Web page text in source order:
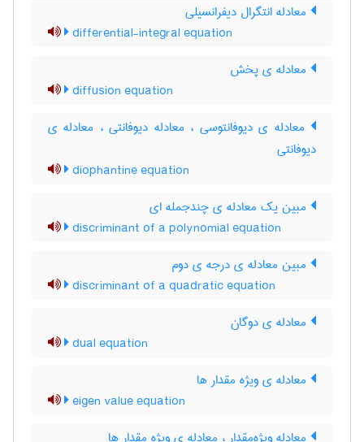
معادله انتگرال دیفرانسیلی
differential-integral equation
معادله ی پخش
diffusion equation
معادله ی دیوفانتوسی ، معادله دیوفانتی ، معادله ی
دیوفانتی
diophantine equation
مبین یک معادله ی چندجمله ای
discriminant of a polynomial equation
مبین معادله ی درجه ی دوم
discriminant of a quadratic equation
معادله ی دوگان
dual equation
معادله ی ویژه مقدار ها
eigen value equation